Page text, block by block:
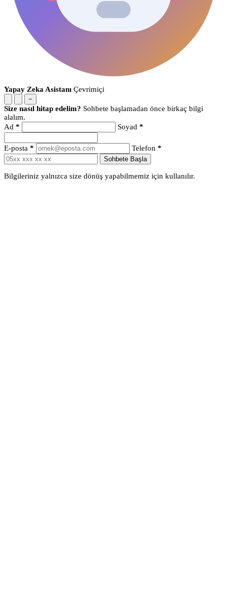
Yapay Zeka Asistanı Çevrimiçi
−
Size nasıl hitap edelim? Sohbete başlamadan önce birkaç bilgi
alalım.
Ad * Soyad *
E-posta * Telefon *
Sohbete Başla
Bilgileriniz yalnızca size dönüş yapabilmemiz için kullanılır.